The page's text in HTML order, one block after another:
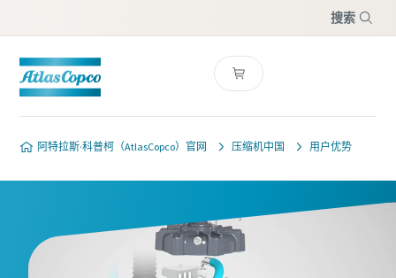
搜索
阿特拉斯·科普柯（AtlasCopco）官网 压缩机中国 用户优势